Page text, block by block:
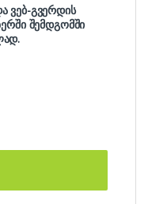
ვებ-გვერდის
შემდგომში